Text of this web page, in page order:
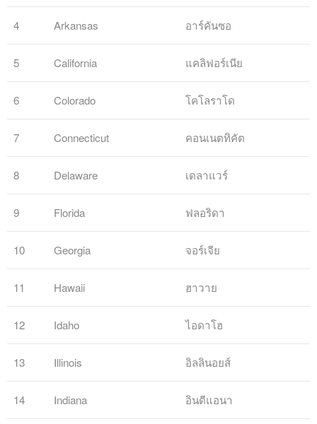
4 Arkansas อาร์คันซอ
5 California แคลิฟอร์เนีย
6 Colorado โคโลราโด
7 Connecticut คอนเนตทิคัต
8 Delaware เดลาแวร์
9 Florida ฟลอริดา
10 Georgia จอร์เจีย
11 Hawaii ฮาวาย
12 Idaho ไอดาโฮ
13 Illinois อิลลินอยส์
14 Indiana อินดีแอนา